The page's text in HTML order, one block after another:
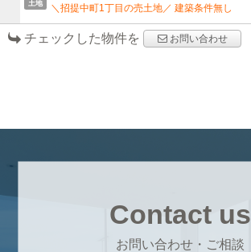
土地
＼招提中町1丁目の売土地／ 建築条件無し
チェックした物件を お問い合わせ
Contact us
お問い合わせ・ご相談